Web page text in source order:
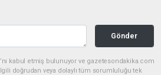
Gönder
kabul etmiş bulunuyor ve gazetesondakika.com
doğrudan veya dolaylı tüm sorumluluğu tek